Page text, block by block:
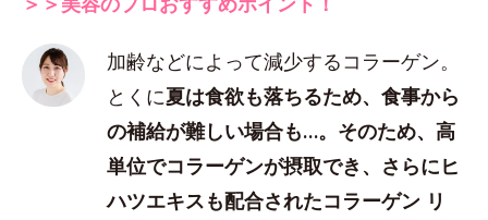
加齢などによって減少するコラーゲン。
とくに夏は食欲も落ちるため、食事から
の補給が難しい場合も…。そのため、高
単位でコラーゲンが摂取でき、さらにヒ
ハツエキスも配合されたコラーゲン リ